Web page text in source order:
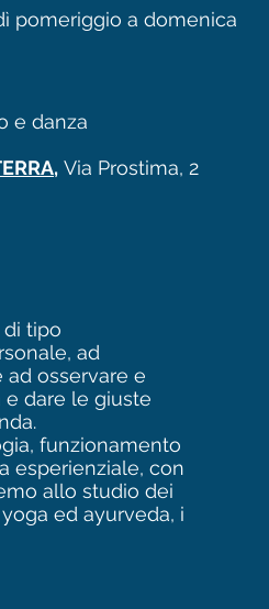
pomeriggio a domenica
e danza
Via Prostima, 2
tipo
ad
osservare e
dare le giuste
funzionamento
esperienziale, con
allo studio dei
ed ayurveda, i